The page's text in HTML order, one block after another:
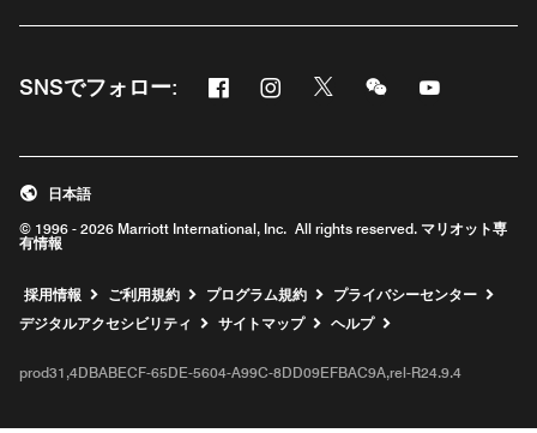
SNSでフォロー: Facebook
新しいウィンドウで開く
Instagram
新しいウィンドウで開く
Twitter
新しいウィンドウで開く
Messenger
新しいウィンドウ
新しいウィ
© 1996 - 2026 Marriott International, Inc. All rights reserved. マリオット専
有情報
日本語
採用情報 新しいウィンドウで開く
ご利用規約 プログラム規約
プライバシーセンター
デジタルアクセシビリティ
サイトマップ ヘルプ
prod31,4DBABECF-65DE-5604-A99C-8DD09EFBAC9A,rel-R24.9.4